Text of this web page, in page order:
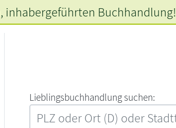
L‍i‍e‍b‍l‍i‍n‍g‍s‍b‍u‍c‍h‍h‍a‍n‍d‍l‍u‍n‍g‍ ‍s‍u‍c‍h‍e‍n‍:‍
, inhabergeführten Buchhandlung!